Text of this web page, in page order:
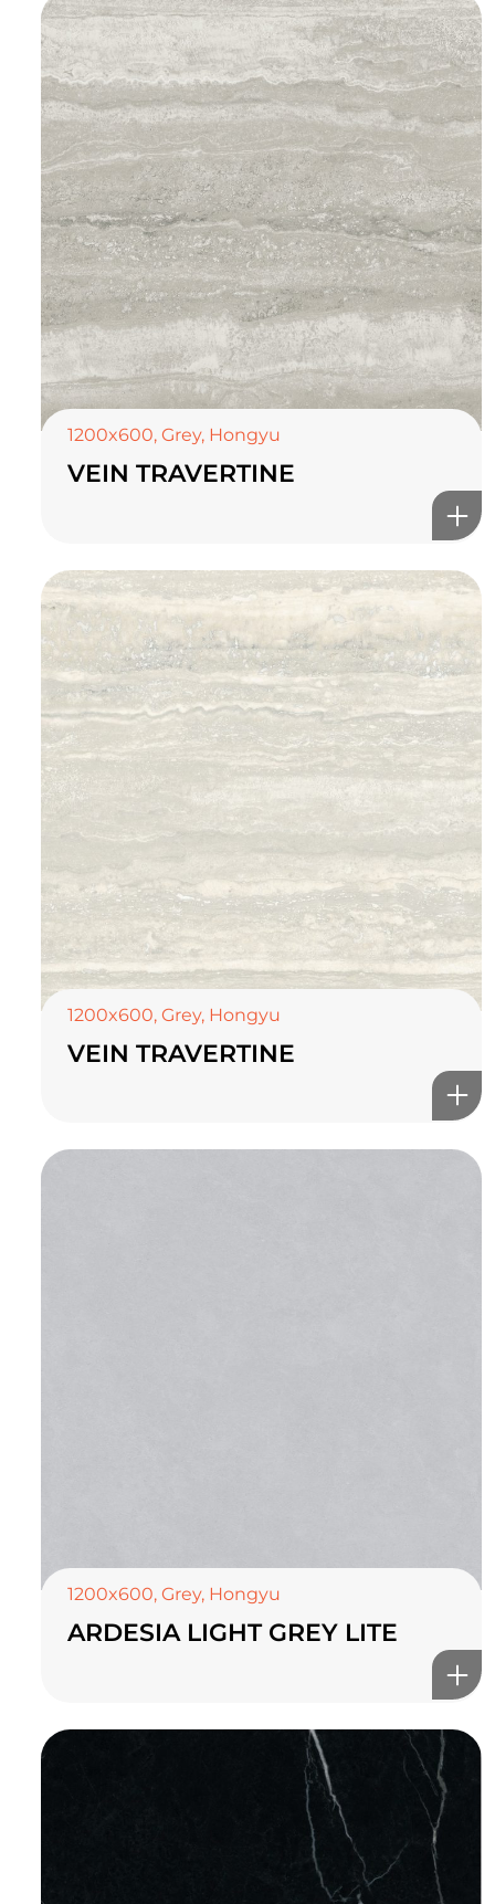
1200x600, Grey, Hongyu
VEIN TRAVERTINE
1200x600, Grey, Hongyu
VEIN TRAVERTINE
1200x600, Grey, Hongyu
ARDESIA LIGHT GREY LITE
TOP CERAMICSБайгалын өнгө тансаг
©2025 Top ceramics llc, All Rights Reserved.